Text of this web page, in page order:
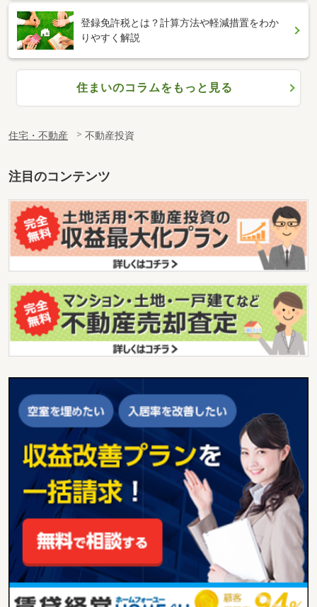
登録免許税とは？計算方法や軽減措置をわか
りやすく解説
住まいのコラムをもっと見る
住宅・不動産 不動産投資
注目のコンテンツ